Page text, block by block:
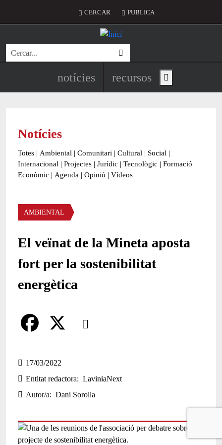
Menú del compte d'usuari
CERCAR PUBLICA
Cerca
Navegació principal de
notícies recursos Show main menu
Notícies
Totes | Ambiental | Comunitari | Cultural | Social |
Internacional | Projectes | Jurídic | Tecnològic | Formació |
Econòmic | Agenda | Opinió | Vídeos
Àmbit de la notícia
AMBIENTAL
El veïnat de la Mineta aposta
fort per la sostenibilitat
energètica
Comparteix
a
c
e
o
17/03/2022
Entitat redactora
LaviniaNext
Autor/a
Dani Sorolla